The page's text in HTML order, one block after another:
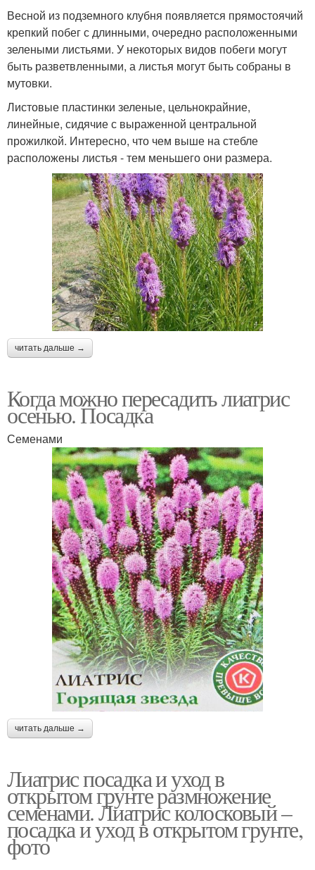
Весной из подземного клубня появляется прямостоячий
крепкий побег с длинными, очередно расположенными
зелеными листьями. У некоторых видов побеги могут
быть разветвленными, а листья могут быть собраны в
мутовки.
Листовые пластинки зеленые, цельнокрайние,
линейные, сидячие с выраженной центральной
прожилкой. Интересно, что чем выше на стебле
расположены листья - тем меньшего они размера.
читать дальше →
Когда можно пересадить лиатрис
осенью. Посадка
Семенами
читать дальше →
Лиатрис посадка и уход в
открытом грунте размножение
семенами. Лиатрис колосковый –
посадка и уход в открытом грунте,
фото